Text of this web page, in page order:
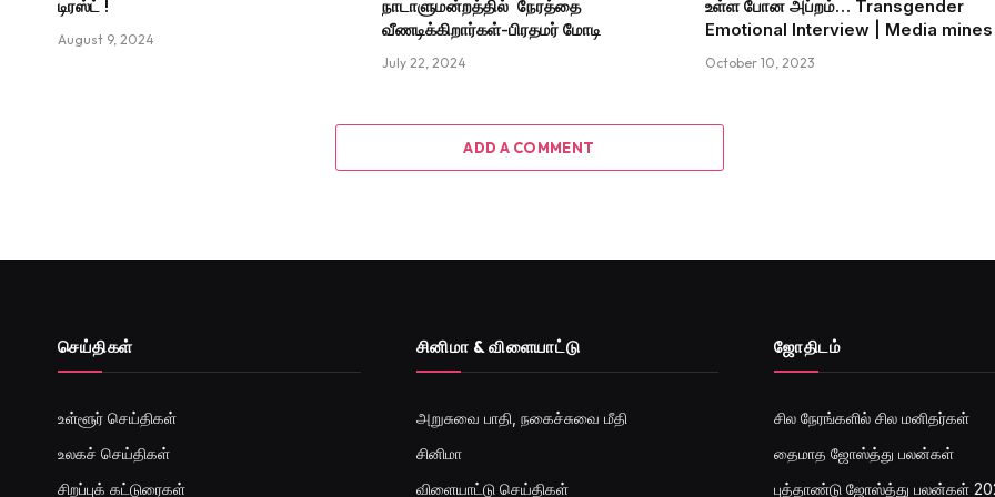
டிரஸ்ட் !
August 9, 2024
நாடாளுமன்றத்தில் நேரத்தை
வீணடிக்கிறார்கள்-பிரதமர் மோடி
July 22, 2024
உள்ள போன அப்றம்… Transgender
Emotional Interview | Media mines
October 10, 2023
ADD A COMMENT
செய்திகள்
உள்ளூர் செய்திகள்
உலகச் செய்திகள்
சிறப்புக் கட்டுரைகள்
சினிமா & விளையாட்டு
அறுசுவை பாதி, நகைச்சுவை மீதி
சினிமா
விளையாட்டு செய்திகள்
ஜோ‌திட‌ம்
சில நேரங்களில் சில மனிதர்கள்
தைமாத ஜோஸ்த்து பலன்கள்
புத்தாண்டு ஜோஸ்த்து பலன்கள்